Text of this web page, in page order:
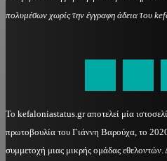
πολυμέσων χωρίς την έγγραφη άδεια του
Το kefaloniastatus.gr αποτελεί μία
πρωτοβουλία του Γιάννη Βαρούχα, το
συμμετοχή μιας μικρής ομάδας εθελοντών.